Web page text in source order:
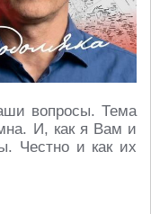
вопросы. Тема
И, как я Вам и
Честно и как их